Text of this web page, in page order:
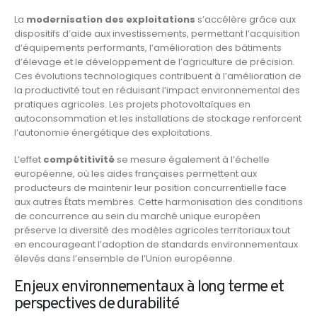
La modernisation des exploitations s’accélère grâce aux
dispositifs d’aide aux investissements, permettant l’acquisition
d’équipements performants, l’amélioration des bâtiments
d’élevage et le développement de l’agriculture de précision.
Ces évolutions technologiques contribuent à l’amélioration de
la productivité tout en réduisant l’impact environnemental des
pratiques agricoles. Les projets photovoltaïques en
autoconsommation et les installations de stockage renforcent
l’autonomie énergétique des exploitations.
L’effet compétitivité se mesure également à l’échelle
européenne, où les aides françaises permettent aux
producteurs de maintenir leur position concurrentielle face
aux autres États membres. Cette harmonisation des conditions
de concurrence au sein du marché unique européen
préserve la diversité des modèles agricoles territoriaux tout
en encourageant l’adoption de standards environnementaux
élevés dans l’ensemble de l’Union européenne.
Enjeux environnementaux à long terme et
perspectives de durabilité